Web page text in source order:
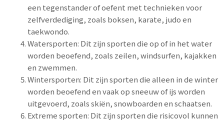
een tegenstander of oefent met technieken voor
zelfverdediging, zoals boksen, karate, judo en
taekwondo.
Watersporten: Dit zijn sporten die op of in het water
worden beoefend, zoals zeilen, windsurfen, kajakken
en zwemmen.
Wintersporten: Dit zijn sporten die alleen in de winter
worden beoefend en vaak op sneeuw of ijs worden
uitgevoerd, zoals skiën, snowboarden en schaatsen.
Extreme sporten: Dit zijn sporten die risicovol kunnen